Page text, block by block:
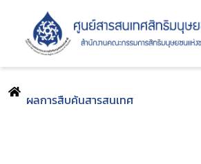
ผลการสืบค้นสารสนเทศ